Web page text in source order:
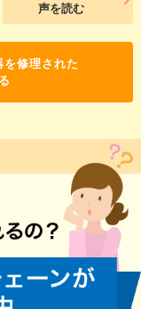
声を読む
修理された